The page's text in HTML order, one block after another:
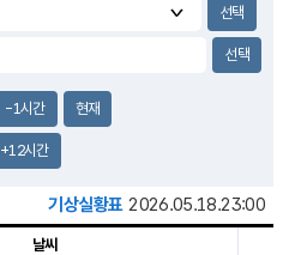
-1시간 현재
+12시간
기상실황표 2026.05.18.23:00
날씨